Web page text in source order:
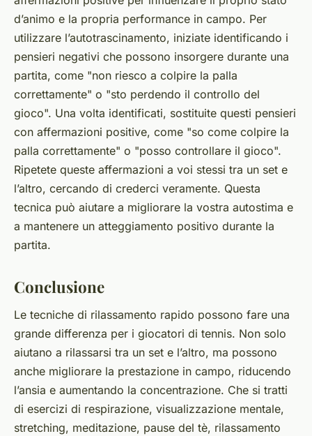
d’animo e la propria performance in campo. Per
utilizzare l’autotrascinamento, iniziate identificando i
pensieri negativi che possono insorgere durante una
partita, come "non riesco a colpire la palla
correttamente" o "sto perdendo il controllo del
gioco". Una volta identificati, sostituite questi pensieri
con affermazioni positive, come "so come colpire la
palla correttamente" o "posso controllare il gioco".
Ripetete queste affermazioni a voi stessi tra un set e
l’altro, cercando di crederci veramente. Questa
tecnica può aiutare a migliorare la vostra autostima e
a mantenere un atteggiamento positivo durante la
partita.
Conclusione
Le tecniche di rilassamento rapido possono fare una
grande differenza per i giocatori di tennis. Non solo
aiutano a rilassarsi tra un set e l’altro, ma possono
anche migliorare la prestazione in campo, riducendo
l’ansia e aumentando la concentrazione. Che si tratti
di esercizi di respirazione, visualizzazione mentale,
stretching, meditazione, pause del tè, rilassamento